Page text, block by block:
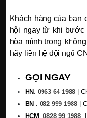
Khách hàng của bạn
hội ngay từ khi bước
hòa mình trong
hãy liên hệ đội ngũ
GỌI NGAY
HN : 0963 64 1988 | C
BN : 082 999 1988 |
HCM : 0828 99 1988